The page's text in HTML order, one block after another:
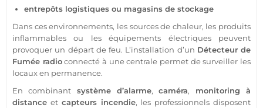
entrepôts logistiques ou magasins de stockage
Dans ces environnements, les sources de chaleur, les produits
inflammables ou les équipements électriques peuvent
provoquer un départ de feu. L’installation d’un Détecteur de
Fumée radio connecté à unecentrale permet de surveiller les
locaux en permanence.
En combinant systèmed’alarme,caméra, monitoring à
distance et capteurs incendie, les professionnels disposent